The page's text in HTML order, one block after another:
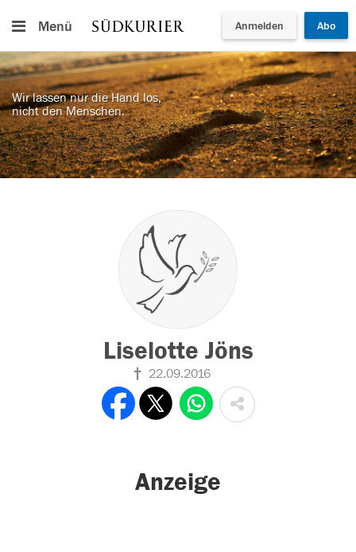
Menü Anmelden Abo
Wir lassen nur die Hand los,
nicht den Menschen.
Liselotte Jöns
22.09.2016
Anzeige